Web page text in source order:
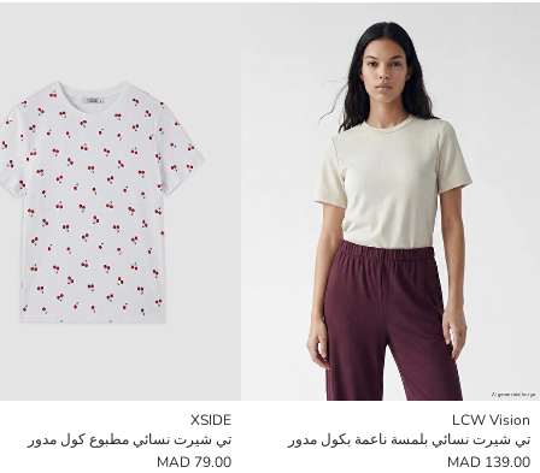
LCW Vision
تي شيرت نسائي بلمسة ناعمة بكول مدور
139.00 MAD
XSIDE
تي شيرت نسائي مطبوع كول مدور
79.00 MAD